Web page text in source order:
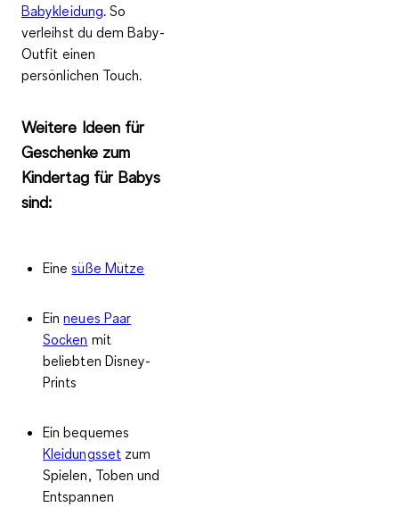
Babykleidung. So
verleihst du dem Baby-
Outfit einen
persönlichen Touch.
Weitere Ideen für
Geschenke zum
Kindertag für Babys
sind:
Einesüße Mütze
Einneues Paar
Socken mit
beliebten Disney-
Prints
Ein bequemes
Kleidungssetzum
Spielen, Toben und
Entspannen